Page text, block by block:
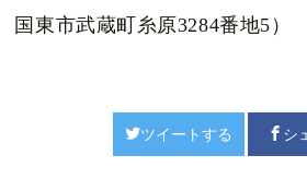
国東市武蔵町糸原3284番地5）
ツイートする シ